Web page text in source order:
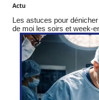
Actu
Les astuces pour
de moi les soirs et week-